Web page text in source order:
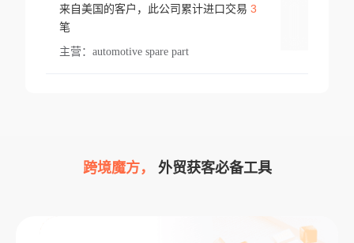
来自美国的客户，此公司累计进口交易 3
笔
主营： automotive spare part
跨境魔方， 外贸获客必备工具